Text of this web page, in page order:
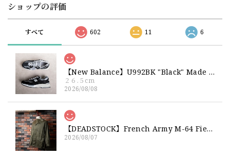
ショップの評価
すべて 602 11 6
【New Balance】U992BK "Black" Made in USA 新品 ニューバランス ブラック 黒 箱付き 26 26.5 27
２６.５cm
2026/08/08
【DEADSTOCK】French Army M-64 Field Jacket "92C" 実物 フランス軍 フィールドジャケット コットンサテン300 デッドストック
2026/08/07